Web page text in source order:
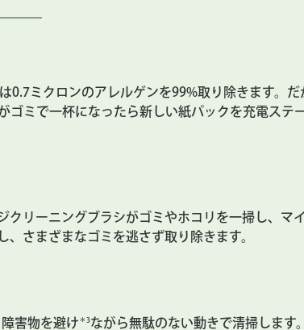
ミクロンのアレルゲンを99%取り除きます。だ
ミで一杯になったら新しい紙パックを充電ステ
クリーニングブラシがゴミやホコリを一掃し、マ
さまざまなゴミを逃さず取り除きます。
害物を避け ＊3ながら無駄のない動きで清掃します。